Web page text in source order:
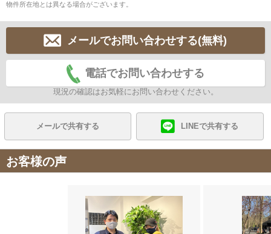
物件所在地とは異なる場合がございます。
メールでお問い合わせする(無料)
電話でお問い合わせする
現況の確認はお気軽にお問い合わせください。
メールで共有する LINEで共有する
お客様の声